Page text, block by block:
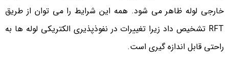
خارجی لوله ظاهر می شود. همه این شرایط را می توان از طریق
RFT تشخیص داد زیرا تغییرات در نفوذپذیری الکتریکی لوله ها به
راحتی قابل اندازه گیری است.